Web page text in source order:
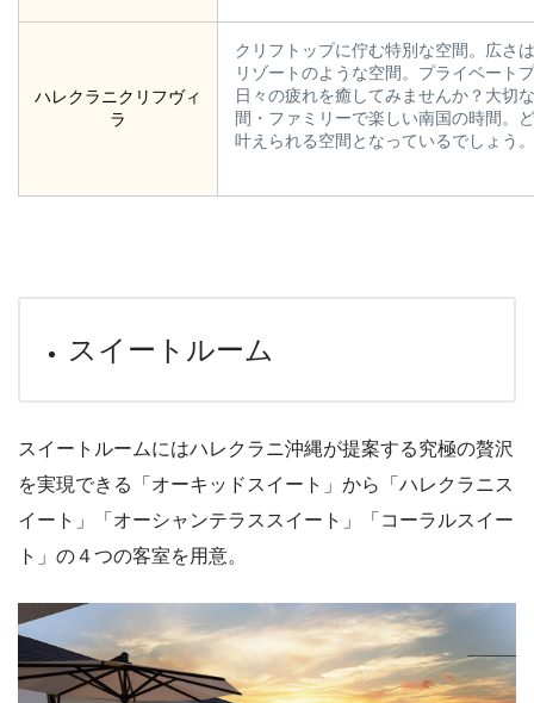
ハレクラニクリフヴィ
ラ
クリフトップに佇む特別な空間。広さ
リゾートのような空間。プライベート
日々の疲れを癒してみませんか？大切
間・ファミリーで楽しい南国の時間。
叶えられる空間となっているでしょう。
スイートルーム
スイートルームにはハレクラニ沖縄が提案する究極の贅沢
を実現できる「オーキッドスイート」から「ハレクラニス
イート」「オーシャンテラススイート」「コーラルスイー
ト」の４つの客室を用意。